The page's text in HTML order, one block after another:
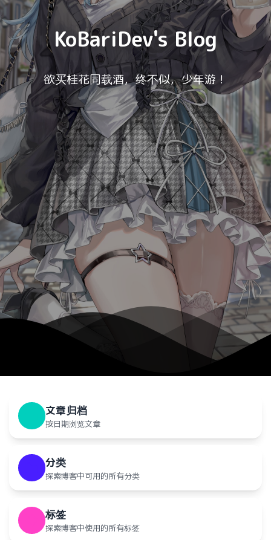
KoBariDev's Blog
欲买桂花同载酒，终不似，少年游！
文章归档
按日期浏览文章
分类
探索博客中可用的所有分类
标签
探索博客中使用的所有标签